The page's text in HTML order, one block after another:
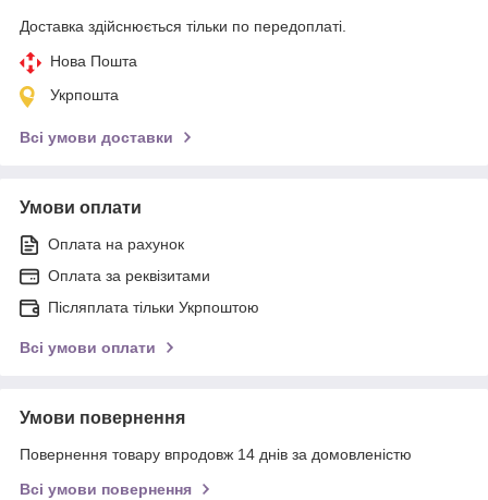
Доставка здійснюється тільки по передоплаті.
Нова Пошта
Укрпошта
Всі умови доставки
Умови оплати
Оплата на рахунок
Оплата за реквізитами
Післяплата тільки Укрпоштою
Всі умови оплати
Умови повернення
Повернення товару впродовж 14 днів за домовленістю
Всі умови повернення